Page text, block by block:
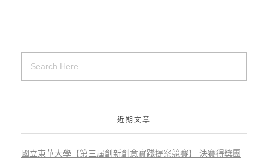
近期文章
國立東華大學【第三屆創新創意實踐提案競賽】 決賽得獎團